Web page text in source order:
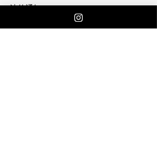
法的通知